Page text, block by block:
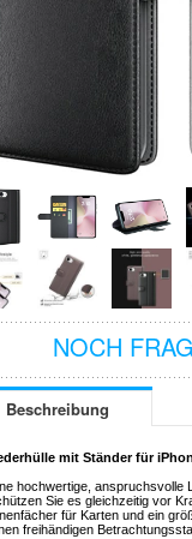
NOCH
Beschreibung
mit Ständer für
hochwertige, anspruchsvolle
Sie es gleichzeitig vor
für Karten und ein
freihändigen